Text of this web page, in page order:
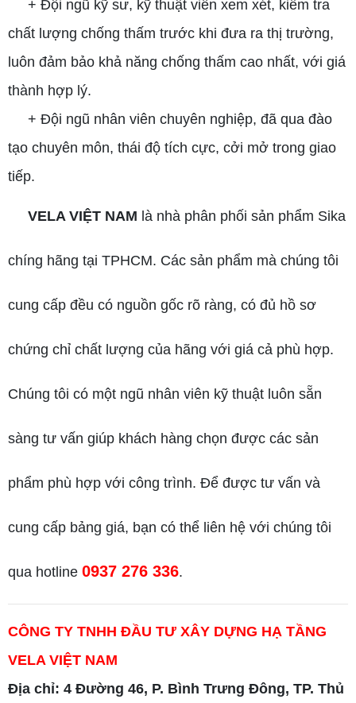
+ Đội ngũ kỹ sư, kỹ thuật viên xem xét, kiểm tra
chất lượng chống thấm trước khi đưa ra thị trường,
luôn đảm bảo khả năng chống thấm cao nhất, với giá
thành hợp lý.
+ Đội ngũ nhân viên chuyên nghiệp, đã qua đào
tạo chuyên môn, thái độ tích cực, cởi mở trong giao
tiếp.
VELA VIỆT NAM là nhà phân phối sản phẩm Sika
chíng hãng tại TPHCM. Các sản phẩm mà chúng tôi
cung cấp đều có nguồn gốc rõ ràng, có đủ hồ sơ
chứng chỉ chất lượng của hãng với giá cả phù hợp.
Chúng tôi có một ngũ nhân viên kỹ thuật luôn sẵn
sàng tư vấn giúp khách hàng chọn được các sản
phẩm phù hợp với công trình. Để được tư vấn và
cung cấp bảng giá, bạn có thể liên hệ với chúng tôi
qua hotline 0937 276 336.
CÔNG TY TNHH ĐẦU TƯ XÂY DỰNG HẠ TẦNG
VELA VIỆT NAM
Địa chỉ: 4 Đường 46, P. Bình Trưng Đông, TP. Thủ